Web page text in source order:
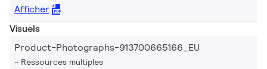
Afficher
Visuels
Product-Photographs-913700665166_EU
Ressources multiples